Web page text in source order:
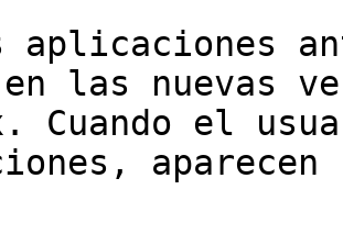
aplicaciones
las nuevas
Cuando el
aparecen